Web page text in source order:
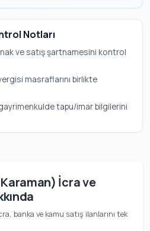
Notları
ve satış şartnamesini kontrol
masraflarını birlikte
tapu/imar bilgilerini
İcra ve
banka ve kamu satış ilanlarını tek